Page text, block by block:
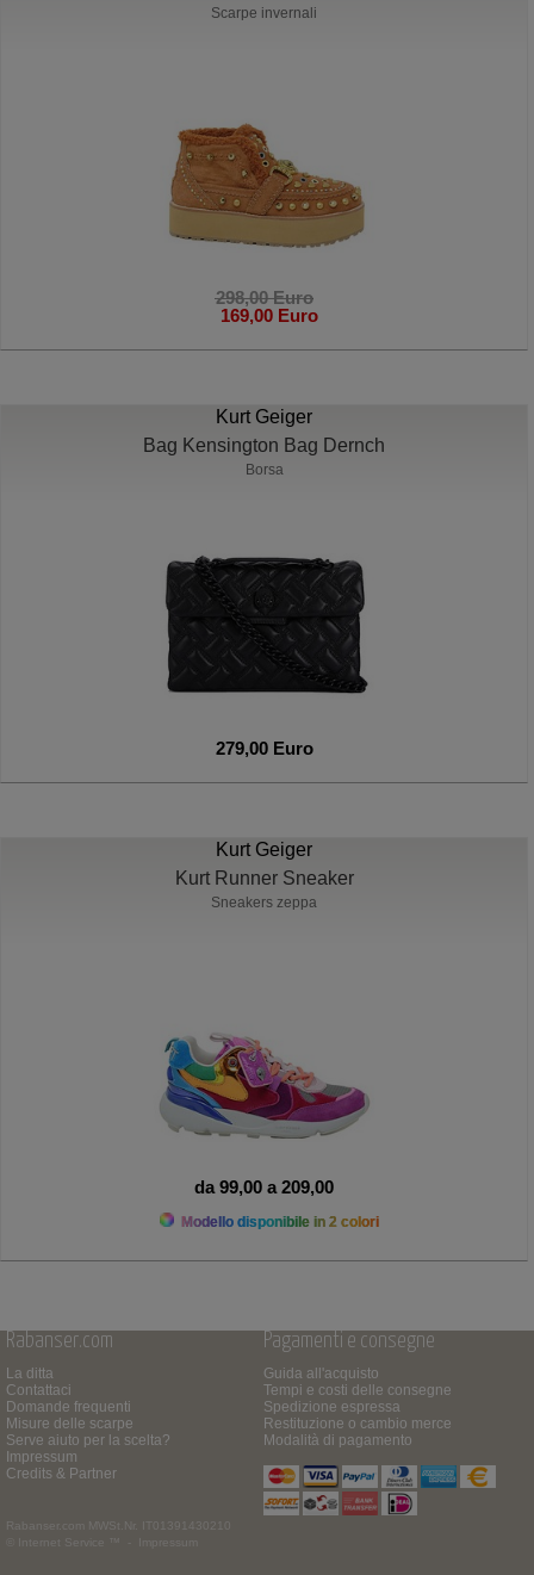
Scarpe invernali
298,00 Euro
169,00 Euro
Kurt Geiger
Bag Kensington Bag Dernch
Borsa
279,00 Euro
Kurt Geiger
Kurt Runner Sneaker
Sneakers zeppa
da 99,00 a 209,00
Modello disponibile in 2 colori
Rabanser.com
La ditta
Contattaci
Domande frequenti
Misure delle scarpe
Serve aiuto per la scelta?
Impressum
Credits & Partner
Rabanser.com
MWSt.Nr. IT01391430210
© Internet Service ™ -
Impressum
Pagamenti e consegne
Guida all'acquisto
Tempi e costi delle consegne
Spedizione espressa
Restituzione o cambio merce
Modalità di pagamento